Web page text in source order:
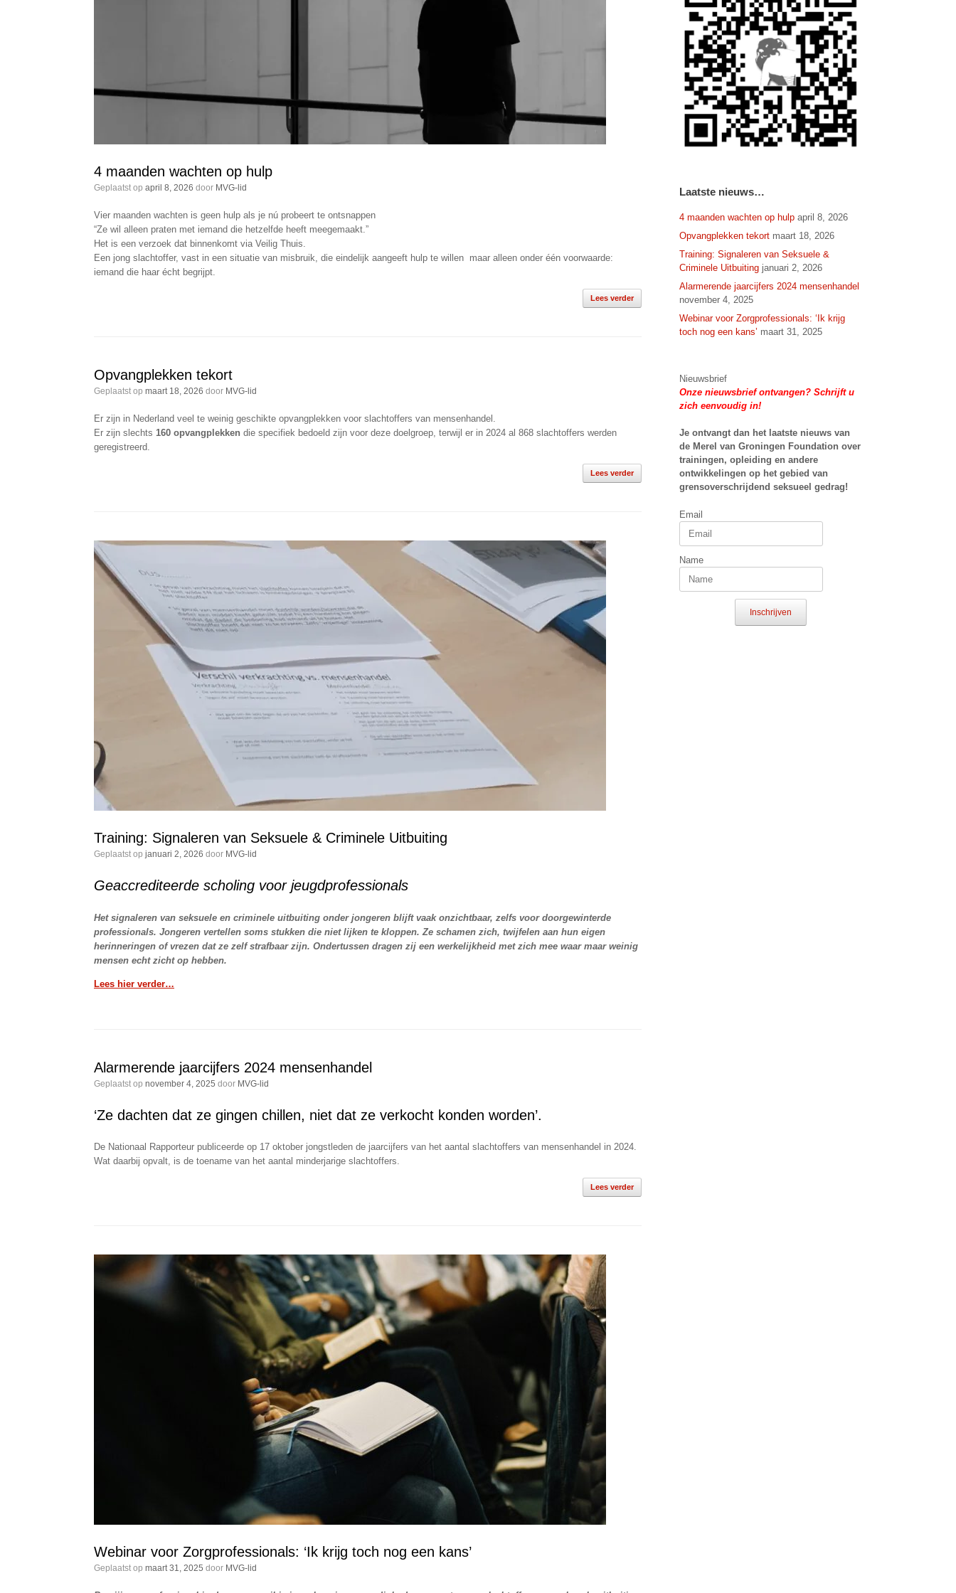
4 maanden wachten op hulp
Geplaatst op april 8, 2026 door MVG-lid
Vier maanden wachten is geen hulp als je nú probeert te ontsnappen
“Ze wil alleen praten met iemand die hetzelfde heeft meegemaakt.”
Het is een verzoek dat binnenkomt via Veilig Thuis.
Een jong slachtoffer, vast in een situatie van misbruik, die eindelijk aangeeft hulp te willen maar alleen onder één voorwaarde:
iemand die haar écht begrijpt.
Lees verder
Opvangplekken tekort
Geplaatst op maart 18, 2026 door MVG-lid
Er zijn in Nederland veel te weinig geschikte opvangplekken voor slachtoffers van mensenhandel.
Er zijn slechts 160 opvangplekken die specifiek bedoeld zijn voor deze doelgroep, terwijl er in 2024 al 868 slachtoffers werden
geregistreerd.
Lees verder
Training: Signaleren van Seksuele & Criminele Uitbuiting
Geplaatst op januari 2, 2026 door MVG-lid
Geaccrediteerde scholing voor jeugdprofessionals
Het signaleren van seksuele en criminele uitbuiting onder jongeren blijft vaak onzichtbaar, zelfs voor doorgewinterde
professionals. Jongeren vertellen soms stukken die niet lijken te kloppen. Ze schamen zich, twijfelen aan hun eigen
herinneringen of vrezen dat ze zelf strafbaar zijn. Ondertussen dragen zij een werkelijkheid met zich mee waar maar weinig
mensen echt zicht op hebben.
Lees hier verder…
Alarmerende jaarcijfers 2024 mensenhandel
Geplaatst op november 4, 2025 door MVG-lid
‘Ze dachten dat ze gingen chillen, niet dat ze verkocht konden worden’.
De Nationaal Rapporteur publiceerde op 17 oktober jongstleden de jaarcijfers van het aantal slachtoffers van mensenhandel in 2024.
Wat daarbij opvalt, is de toename van het aantal minderjarige slachtoffers.
Lees verder
Webinar voor Zorgprofessionals: ‘Ik krijg toch nog een kans’
Geplaatst op maart 31, 2025 door MVG-lid
Laatste nieuws…
4 maanden wachten op hulp april 8, 2026
Opvangplekken tekort maart 18, 2026
Training: Signaleren van Seksuele &
Criminele Uitbuiting januari 2, 2026
Alarmerende jaarcijfers 2024 mensenhandel
november 4, 2025
Webinar voor Zorgprofessionals: ‘Ik krijg
toch nog een kans’ maart 31, 2025
Nieuwsbrief
Onze nieuwsbrief ontvangen? Schrijft u
zich eenvoudig in!
Je ontvangt dan het laatste nieuws van
de Merel van Groningen Foundation over
trainingen, opleiding en andere
ontwikkelingen op het gebied van
grensoverschrijdend seksueel gedrag!
Email
Name
Inschrijven